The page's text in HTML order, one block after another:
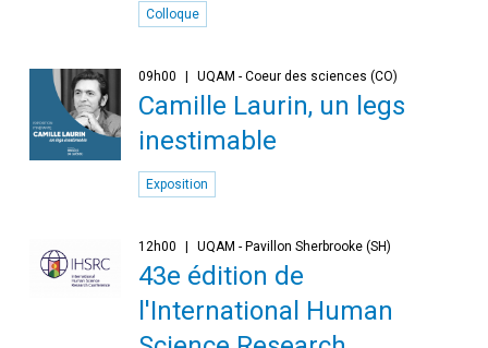
Colloque
09h00 UQAM - Coeur des sciences (CO)
Camille Laurin, un legs
inestimable
Exposition
12h00 UQAM - Pavillon Sherbrooke (SH)
43e édition de
l'International Human